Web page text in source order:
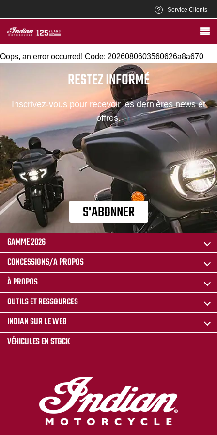
Service Clients
Oops, an error occurred! Code: 2026080603560626a8a670
RESTEZ INFORMÉ
Inscrivez-vous pour recevoir les dernières news et
offres.
S'ABONNER
GAMME 2026
CONCESSIONS/A PROPOS
À PROPOS
OUTILS ET RESSOURCES
INDIAN SUR LE WEB
VÉHICULES EN STOCK